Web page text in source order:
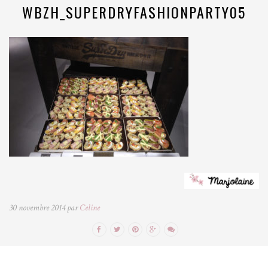
WBZH_SUPERDRYFASHIONPARTY05
30 novembre 2014 parCeline